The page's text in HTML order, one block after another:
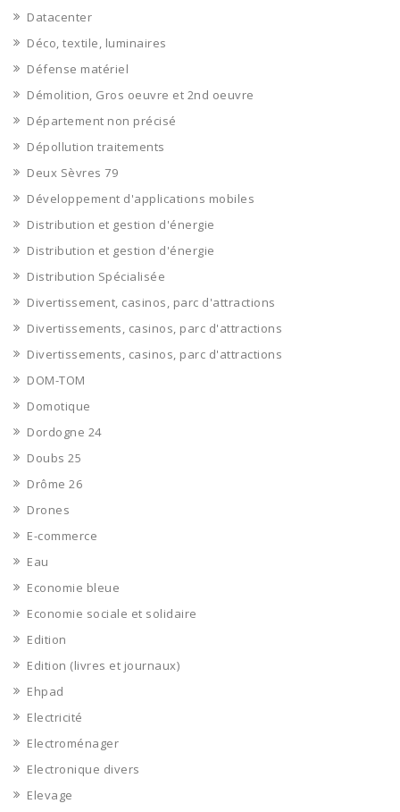
Datacenter
Déco, textile, luminaires
Défense matériel
Démolition, Gros oeuvre et 2nd oeuvre
Département non précisé
Dépollution traitements
Deux Sèvres 79
Développement d'applications mobiles
Distribution et gestion d'énergie
Distribution et gestion d'énergie
Distribution Spécialisée
Divertissement, casinos, parc d'attractions
Divertissements, casinos, parc d'attractions
Divertissements, casinos, parc d'attractions
DOM-TOM
Domotique
Dordogne 24
Doubs 25
Drôme 26
Drones
E-commerce
Eau
Economie bleue
Economie sociale et solidaire
Edition
Edition (livres et journaux)
Ehpad
Electricité
Electroménager
Electronique divers
Elevage